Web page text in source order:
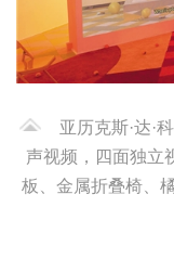
亚历克斯·达·
声视频，四面独立
板、金属折叠椅、